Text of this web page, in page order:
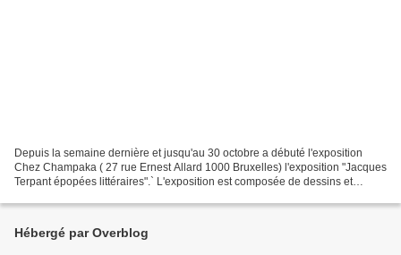
Depuis la semaine dernière et jusqu'au 30 octobre a débuté l'exposition
Chez Champaka ( 27 rue Ernest Allard 1000 Bruxelles) l'exposition "Jacques
Terpant épopées littéraires".` L'exposition est composée de dessins et
Hébergé par Overblog